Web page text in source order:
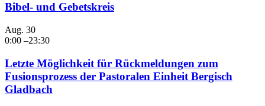
Bibel- und Gebetskreis
Aug. 30
0:00 –23:30
Letzte Möglichkeit für Rückmeldungen zum
Fusionsprozess der Pastoralen Einheit Bergisch
Gladbach